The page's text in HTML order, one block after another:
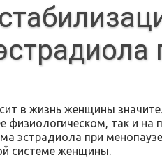
в жизнь женщины
физиологическом, так и на
эстрадиола при
системе женщины.